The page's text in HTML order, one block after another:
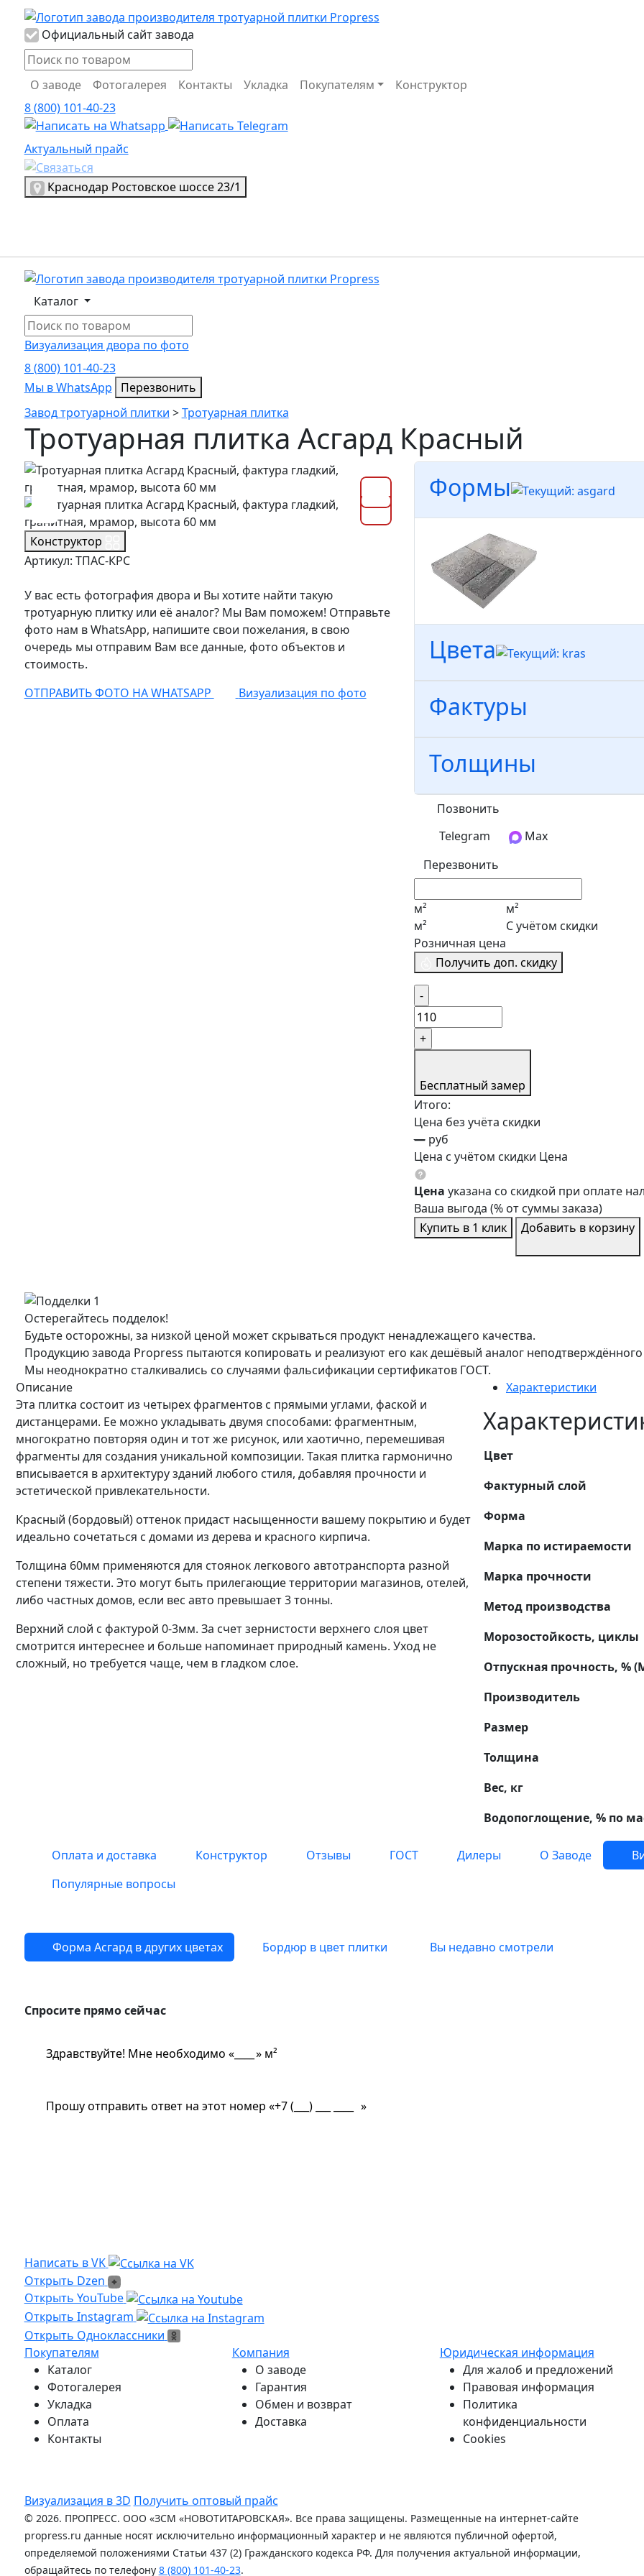
Логотип Propress
Официальный сайт завода
О заводе Фотогалерея Контакты Укладка Покупателям
Конструктор
8 (800) 101-40-23
Актуальный прайс
Актуальный прайс
Выбрать город
Краснодар Ростовское шоссе 23/1
Логотип, переход на главную страницу
Каталог
Визуализация двора по фото
8 (800) 101-40-23
Мы в WhatsApp
Мы в WhatsApp
Перезвонить
Завод тротуарной плитки >Тротуарная плитка
Тротуарная плитка Асгард Красный
Конструктор
Артикул: ТПАС-КРС
У вас есть фотография двора и Вы хотите найти такую
тротуарную плитку или её аналог? Мы Вам поможем! Отправьте
фото нам в WhatsApp, напишите свои пожелания, в свою
очередь мы отправим Вам все данные, фото объектов и
стоимость.
ОТПРАВИТЬ ФОТО НА WHATSAPP
Визуализация по фото
Формы
Цвета
Фактуры
Толщины
Позвонить
Telegram
Max
Перезвонить
м²
м²
Розничная цена
м²
С учётом скидки
Получить доп. скидку
Бесплатный замер
Итого:
Цена без учёта скидки
—руб
Цена с учётом скидки Цена
Цена указана со скидкой при оплате
Ваша выгода (% от суммы заказа)
Купить в 1 клик
Добавить в корзину
Остерегайтесь подделок!
Будьте осторожны, за низкой ценой может скрываться продукт ненадлежащего качества.
Продукцию завода Propress пытаются копировать и реализуют его как дешёвый аналог неподтверждённого
Мы неоднократно сталкивались со случаями фальсификации сертификатов ГОСТ.
Описание
Эта плитка состоит из четырех фрагментов с прямыми углами, фаской и
дистанцерами. Ее можно укладывать двумя способами: фрагментным,
многократно повторяя один и тот же рисунок, или хаотично, перемешивая
фрагменты для создания уникальной композиции. Такая плитка гармонично
вписывается в архитектуру зданий любого стиля, добавляя прочности и
эстетической привлекательности.
Красный (бордовый) оттенок придаст насыщенности вашему покрытию и будет
идеально сочетаться с домами из дерева и красного кирпича.
Толщина 60мм применяются для стоянок легкового автотранспорта разной
степени тяжести. Это могут быть прилегающие территории магазинов, отелей,
либо частных домов, если вес авто превышает 3 тонны.
Верхний слой с фактурой 0-3мм. За счет зернистости верхнего слоя цвет
смотрится интереснее и больше напоминает природный камень. Уход не
сложный, но требуется чаще, чем в гладком слое.
Характеристики
Цвет
Фактурный слой
Форма
Марка по истираемости
Марка прочности
Метод производства
Морозостойкость, циклы
Отпускная прочность, %
Производитель
Размер
Толщина
Вес, кг
Водопоглощение, % по
Оплата и доставка Конструктор Отзывы ГОСТ Дилеры О Заводе
Популярные вопросы
Форма Асгард в других цветах Бордюр в цвет плитки Вы недавно смотрели
Спросите прямо сейчас
Здравствуйте! Мне необходимо « » м²
Прошу отправить ответ на этот номер « »
Написать в VK
Написать в VK
Открыть Dzen
Открыть Dzen
Ссылка на Youtube
Открыть YouTube
Ссылка на Instagram
Открыть Instagram
Открыть Одноклассники
Открыть Одноклассники
Покупателям
Каталог
Фотогалерея
Укладка
Оплата
Контакты
Компания
О заводе
Гарантия
Обмен и возврат
Доставка
Юридическая информация
Для жалоб и предложений
Правовая информация
Политика
конфиденциальности
Cookies
Визуализация в 3D Получить оптовый прайс
© 2026. ПРОПРЕСС. ООО «ЗСМ «НОВОТИТАРОВСКАЯ». Все права защищены. Размещенные на интернет-сайте
propress.ru данные носят исключительно информационный характер и не являются публичной офертой,
определяемой положениями Статьи 437 (2) Гражданского кодекса РФ. Для получения актуальной информации,
обращайтесь по телефону 8 (800) 101-40-23.